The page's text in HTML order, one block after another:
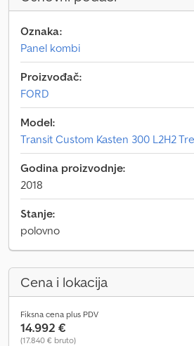
Oznaka:
Panel kombi
Proizvođač:
FORD
Model:
Transit Custom Kasten 300 L2H2
Godina proizvodnje:
2018
Stanje:
polovno
Cena i lokacija
Fiksna cena plus PDV
14.992 €
(17.840 € bruto)